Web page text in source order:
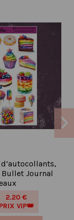
Journal
2.20 €
PRIX VIP👑